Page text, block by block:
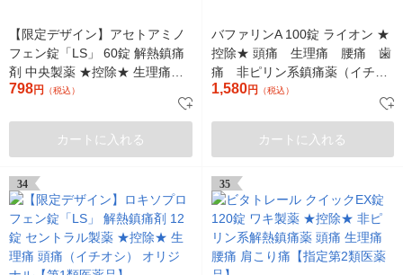
【限定デザイン】アセトアミノ
フェン錠「LS」 60錠 解熱鎮痛
剤 中央製薬 ★控除★ 生理痛
頭痛 解熱（イチオシ） オリジ
798円 （税込）
カートに入れる
バファリンA 100錠 ライオン ★
控除★ 頭痛 生理痛 腰痛 歯
痛 非ピリン系鎮痛薬（イチオ
シ）【指定第2類医薬品】
1,580円 （税込）
カートに入れる
34 35